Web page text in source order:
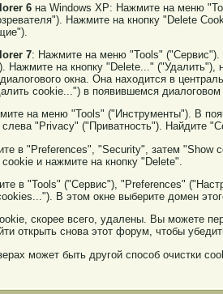
6 на Windows XP: Нажмите на меню
Нажмите на кнопку "Delete
7: Нажмите на меню "Tools"
Нажмите на кнопку "Delete..."
окна. Она находится в
cookie...") в появившемся диалоговом
на меню "Tools" ("Инструменты"). В
слева "Privacy" ("Приватность"). Найдите
в "Preferences", "Security", затем "Show
и нажмите на кнопку "Delete".
в "Tools" ("Сервис"), "Preferences"
В этом окне выберите домен
скорее всего, удалены. Вы можете
открыть снова этот форум, чтобы
может быть другой способ очистки